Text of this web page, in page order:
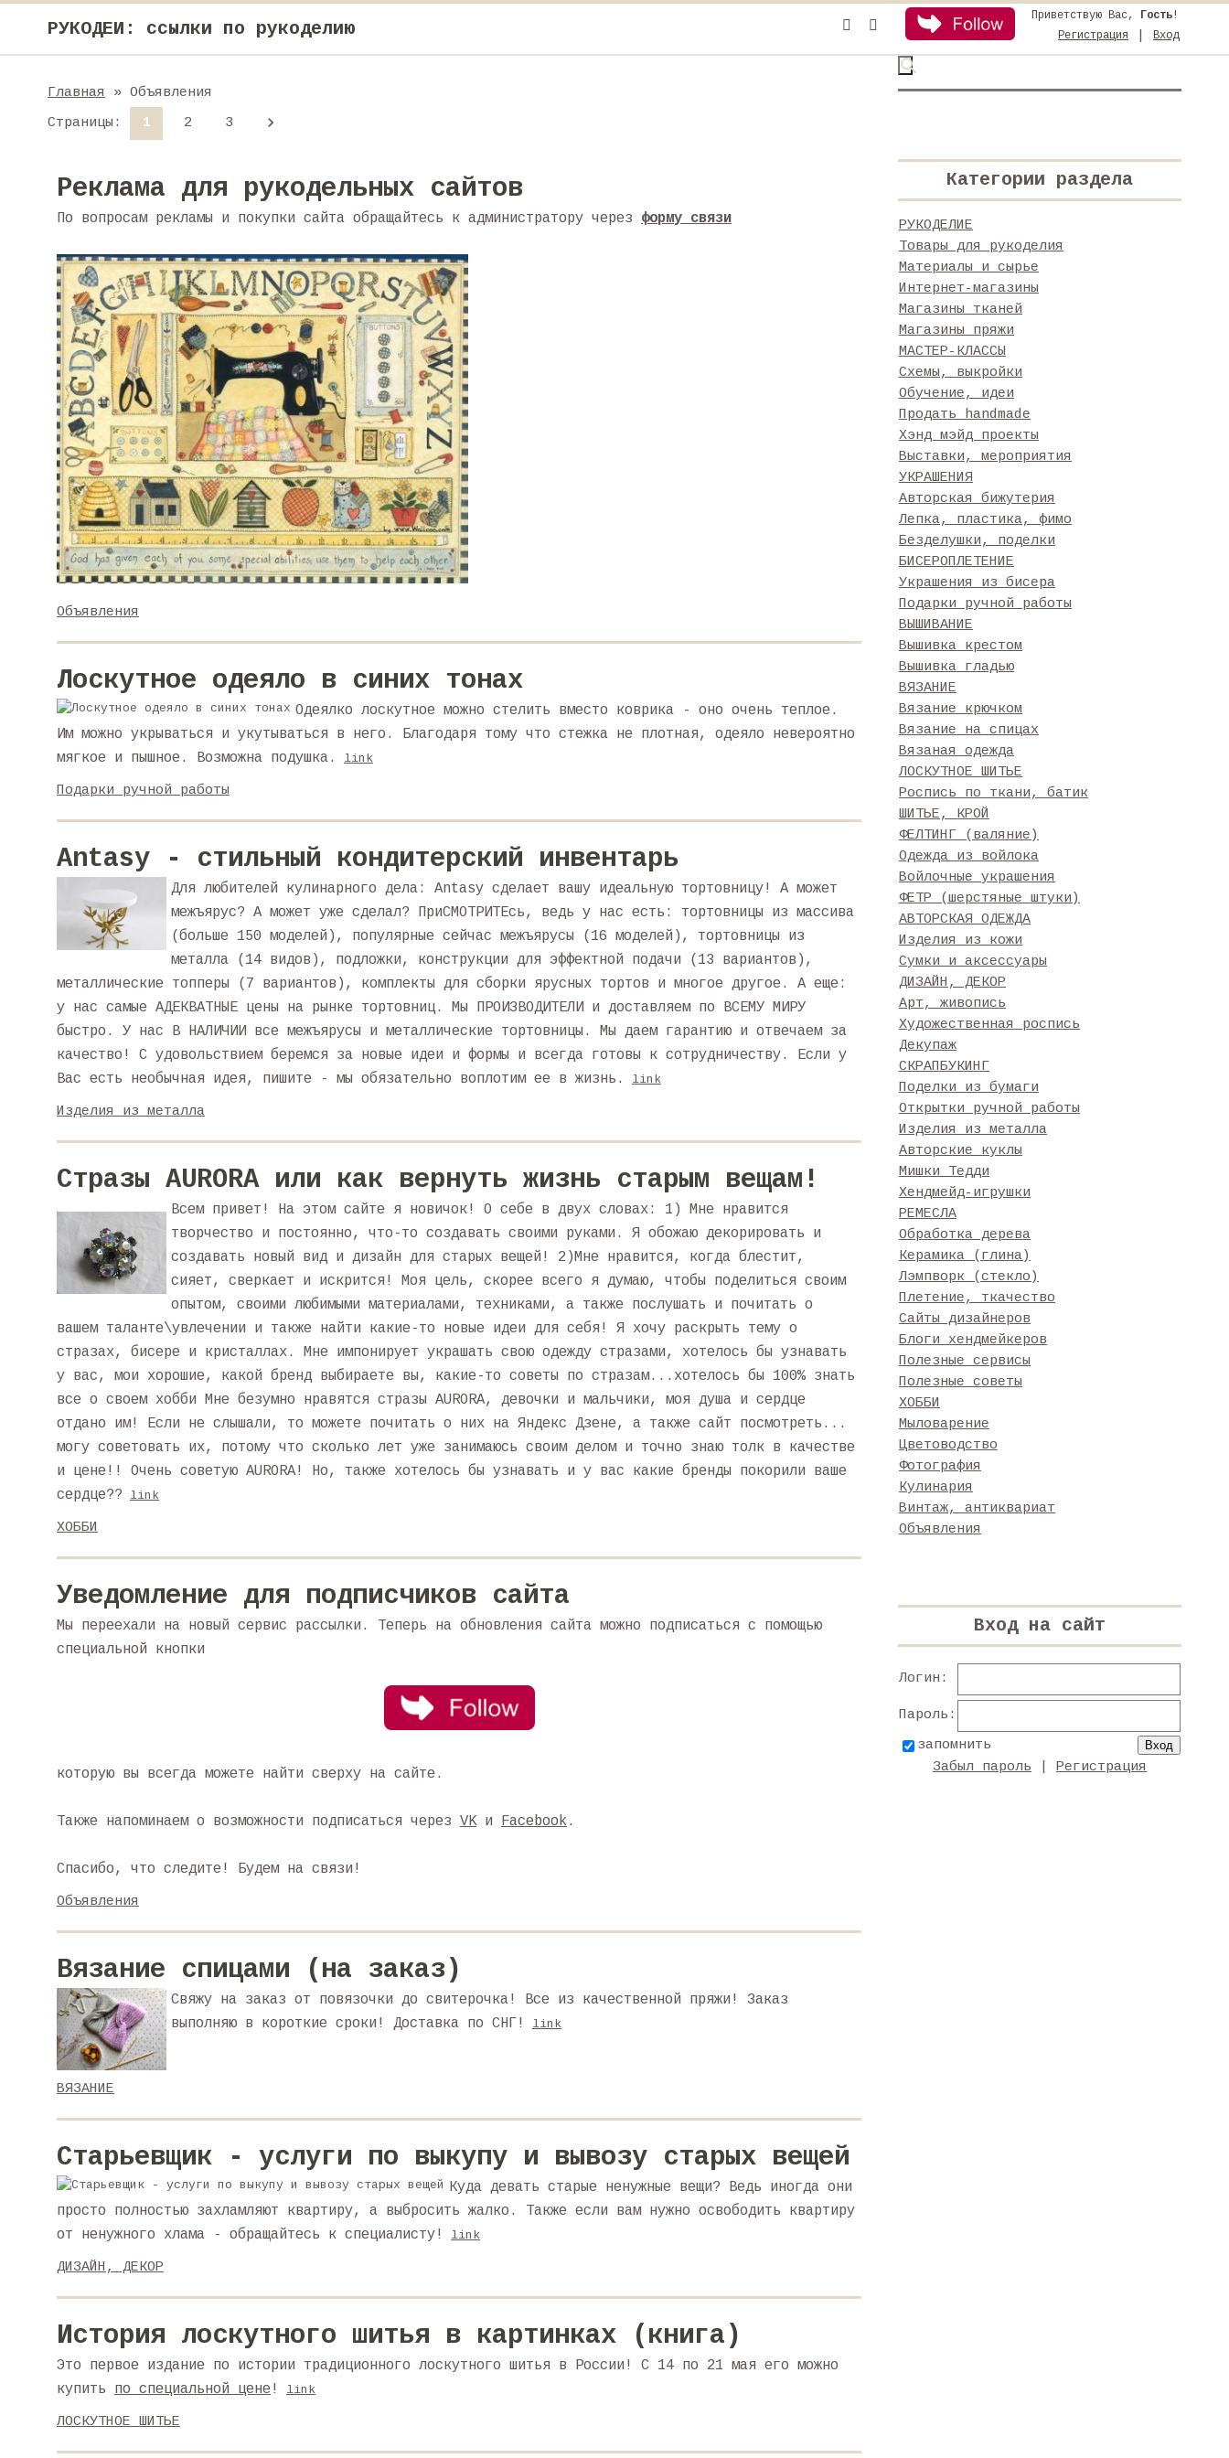
РУКОДЕИ: ссылки по рукоделию
Приветствую Вас, Гость!
Регистрация
Вход
Главная
» Объявления
Страницы : 1 2 3
Реклама для рукодельных сайтов
По вопросам рекламы и покупки сайта обращайтесь к администратору через форму связи
Объявления
Лоскутное одеяло в синих тонах
Одеялко лоскутное можно стелить вместо коврика - оно очень теплое.
Им можно укрываться и укутываться в него. Благодаря тому что стежка не плотная, одеяло невероятно
мягкое и пышное. Возможна подушка.
link
Подарки ручной работы
Antasy - стильный кондитерский инвентарь
Для любителей кулинарного дела: Antasy сделает вашу идеальную тортовницу! А может
межъярус? А может уже сделал? ПриСМОТРИТЕсь, ведь у нас есть: тортовницы из массива
(больше 150 моделей), популярные сейчас межъярусы (16 моделей), тортовницы из
металла (14 видов), подложки, конструкции для эффектной подачи (13 вариантов),
металлические топперы (7 вариантов), комплекты для сборки ярусных тортов и многое другое. А еще:
у нас самые АДЕКВАТНЫЕ цены на рынке тортовниц. Мы ПРОИЗВОДИТЕЛИ и доставляем по ВСЕМУ МИРУ
быстро. У нас В НАЛИЧИИ все межъярусы и металлические тортовницы. Мы даем гарантию и отвечаем за
качество! С удовольствием беремся за новые идеи и формы и всегда готовы к сотрудничеству. Если у
Вас есть необычная идея, пишите - мы обязательно воплотим ее в жизнь.
link
Изделия из металла
Стразы AURORA или как вернуть жизнь старым вещам!
Всем привет! На этом сайте я новичок! О себе в двух словах: 1) Мне нравится
творчество и постоянно, что-то создавать своими руками. Я обожаю декорировать и
создавать новый вид и дизайн для старых вещей! 2)Мне нравится, когда блестит,
сияет, сверкает и искрится! Моя цель, скорее всего я думаю, чтобы поделиться своим
опытом, своими любимыми материалами, техниками, а также послушать и почитать о
вашем таланте\увлечении и также найти какие-то новые идеи для себя! Я хочу раскрыть тему о
стразах, бисере и кристаллах. Мне импонирует украшать свою одежду стразами, хотелось бы узнавать
у вас, мои хорошие, какой бренд выбираете вы, какие-то советы по стразам...хотелось бы 100% знать
все о своем хобби Мне безумно нравятся стразы AURORA, девочки и мальчики, моя душа и сердце
отдано им! Если не слышали, то можете почитать о них на Яндекс Дзене, а также сайт посмотреть...
могу советовать их, потому что сколько лет уже занимаюсь своим делом и точно знаю толк в качестве
и цене!! Очень советую AURORA! Но, также хотелось бы узнавать и у вас какие бренды покорили ваше
сердце??
link
ХОББИ
Уведомление для подписчиков сайта
Мы переехали на новый сервис рассылки. Теперь на обновления сайта можно подписаться с помощью
специальной кнопки
которую вы всегда можете найти сверху на сайте.
Также напоминаем о возможности подписаться через VKи Facebook.
Спасибо, что следите! Будем на связи!
Объявления
Вязание спицами (на заказ)
Свяжу на заказ от повязочки до свитерочка! Все из качественной пряжи! Заказ
выполняю в короткие сроки! Доставка по СНГ!
link
ВЯЗАНИЕ
Старьевщик - услуги по выкупу и вывозу старых вещей
Куда девать старые ненужные вещи? Ведь иногда они
просто полностью захламляют квартиру, а выбросить жалко. Также если вам нужно освободить квартиру
от ненужного хлама - обращайтесь к специалисту!
link
ДИЗАЙН, ДЕКОР
История лоскутного шитья в картинках (книга)
Это первое издание по истории традиционного лоскутного шитья в России! С 14 по 21 мая его можно
купить по специальной цене! link
ЛОСКУТНОЕ ШИТЬЕ
Категории раздела
РУКОДЕЛИЕ
Товары для рукоделия
Материалы и сырье
Интернет-магазины
Магазины тканей
Магазины пряжи
МАСТЕР-КЛАССЫ
Схемы, выкройки
Обучение, идеи
Продать handmade
Хэнд мэйд проекты
Выставки, мероприятия
УКРАШЕНИЯ
Авторская бижутерия
Лепка, пластика, фимо
Безделушки, поделки
БИСЕРОПЛЕТЕНИЕ
Украшения из бисера
Подарки ручной работы
ВЫШИВАНИЕ
Вышивка крестом
Вышивка гладью
ВЯЗАНИЕ
Вязание крючком
Вязание на спицах
Вязаная одежда
ЛОСКУТНОЕ ШИТЬЕ
Роспись по ткани, батик
ШИТЬЕ, КРОЙ
ФЕЛТИНГ (валяние)
Одежда из войлока
Войлочные украшения
ФЕТР (шерстяные штуки)
АВТОРСКАЯ ОДЕЖДА
Изделия из кожи
Сумки и аксессуары
ДИЗАЙН, ДЕКОР
Арт, живопись
Художественная роспись
Декупаж
СКРАПБУКИНГ
Поделки из бумаги
Открытки ручной работы
Изделия из металла
Авторские куклы
Мишки Тедди
Хендмейд-игрушки
РЕМЕСЛА
Обработка дерева
Керамика (глина)
Лэмпворк (стекло)
Плетение, ткачество
Сайты дизайнеров
Блоги хендмейкеров
Полезные сервисы
Полезные советы
ХОББИ
Мыловарение
Цветоводство
Фотография
Кулинария
Винтаж, антиквариат
Объявления
Вход на сайт
Логин:
Пароль:
запомнить
Забыл пароль
Регистрация